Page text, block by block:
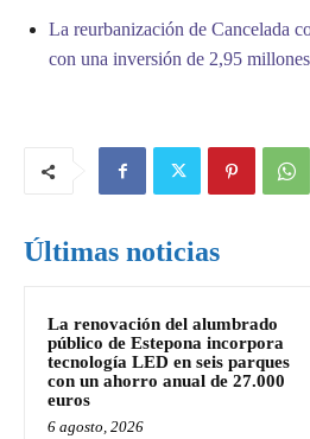
La reurbanización de Cancelada
con una inversión de 2,95 millones
Últimas noticias
La renovación del alumbrado
público de Estepona incorpora
tecnología LED en seis parques
con un ahorro anual de 27.000
euros
6 agosto, 2026